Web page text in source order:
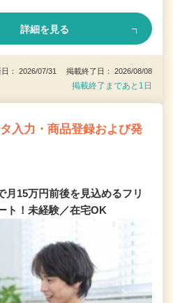
詳細を見る
日： 2026/07/31 掲載終了日： 2026/08/08
掲載終了まであと1日
入力・商品登録および発
月15万円前後を見込めるフリ
ト！未経験／在宅OK